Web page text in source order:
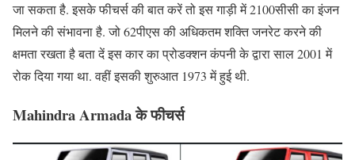
जा सकता है. इसके फीचर्स की बात करें तो इस गाड़ी में 2100सीसी का इंजन
मिलने की संभावना है. जो 62पीएस की अधिकतम शक्ति जनरेट करने की
क्षमता रखता है बता दें इस कार का प्रोडक्शन कंपनी के द्वारा साल 2001 में
रोक दिया गया था. वहीं इसकी शुरुआत 1973 में हुई थी.
Mahindra Armada के फीचर्स